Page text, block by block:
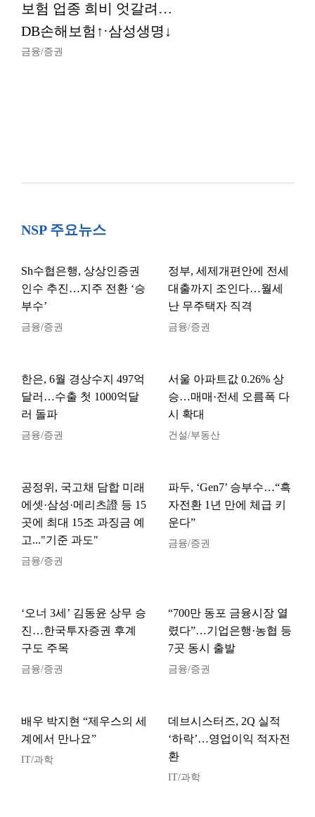
보험 업종 희비 엇갈려…
DB손해보험↑·삼성생명↓
금융/증권
NSP 주요뉴스
Sh수협은행, 상상인증권
인수 추진…지주 전환 ‘승
부수’
금융/증권
정부, 세제개편안에 전세
대출까지 조인다…월세
난 무주택자 직격
금융/증권
한은, 6월 경상수지 497억
달러…수출 첫 1000억달
러 돌파
금융/증권
서울 아파트값 0.26% 상
승…매매·전세 오름폭 다
시 확대
건설/부동산
공정위, 국고채 담합 미래
에셋·삼성·메리츠證 등 15
곳에 최대 15조 과징금 예
고..."기준 과도"
금융/증권
파두, ‘Gen7’ 승부수…“흑
자전환 1년 만에 체급 키
운다”
금융/증권
‘오너 3세’ 김동윤 상무 승
진…한국투자증권 후계
구도 주목
금융/증권
“700만 동포 금융시장 열
렸다”…기업은행·농협 등
7곳 동시 출발
금융/증권
배우 박지현 “제우스의 세
계에서 만나요”
IT/과학
데브시스터즈, 2Q 실적
‘하락’…영업이익 적자전
환
IT/과학